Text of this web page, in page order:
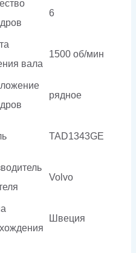
6
вала
1500 об/мин
рядное
TAD1343GE
Volvo
Швеция